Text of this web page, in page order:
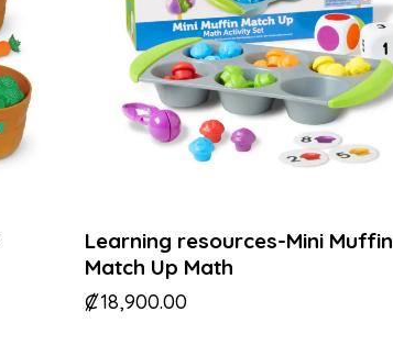
Learning resources-Mini Muffin
Match Up Math
₡18,900.00